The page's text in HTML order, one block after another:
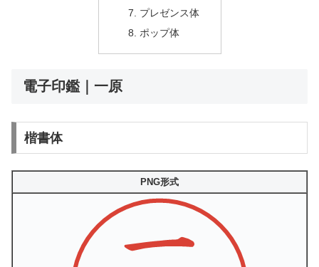
プレゼンス体
ポップ体
電子印鑑｜一原
楷書体
PNG形式